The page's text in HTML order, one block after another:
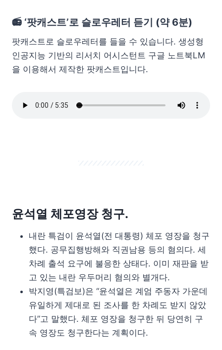
📻 ‘팟캐스트’로 슬로우레터 듣기 (약 6분)
팟캐스트로 슬로우레터를 들을 수 있습니다. 생성형
인공지능 기반의 리서치 어시스턴트 구글 노트북LM
을 이용해서 제작한 팟캐스트입니다.
윤석열 체포영장 청구.
내란 특검이 윤석열(전 대통령) 체포 영장을 청구
했다. 공무집행방해와 직권남용 등의 혐의다. 세
차례 출석 요구에 불응한 상태다. 이미 재판을 받
고 있는 내란 우두머리 혐의와 별개다.
박지영(특검보)은 “윤석열은 계엄 주동자 가운데
유일하게 제대로 된 조사를 한 차례도 받지 않았
다”고 말했다. 체포 영장을 청구한 뒤 당연히 구
속 영장도 청구한다는 계획이다.